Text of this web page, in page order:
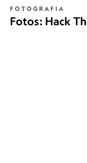
FOTOGRAFIA
Fotos: Hack